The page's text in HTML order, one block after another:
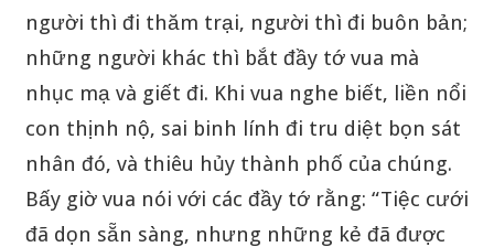
người thì đi thăm trại, người thì đi buôn bản;
những người khác thì bắt đầy tớ vua mà
nhục mạ và giết đi. Khi vua nghe biết, liền nổi
con thịnh nộ, sai binh lính đi tru diệt bọn sát
nhân đó, và thiêu hủy thành phố của chúng.
Bấy giờ vua nói với các đầy tớ rằng: “Tiệc cưới
đã dọn sẵn sàng, nhưng những kẻ đã được